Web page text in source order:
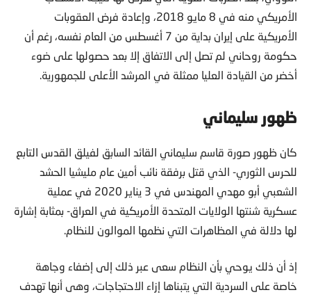
الأمريكي منه في 8 مايو 2018، وإعادة فرض العقوبات
الأمريكية على إيران بداية من 7 أغسطس من العام نفسه، رغم أن
حكومة روحاني لم تصل إلى الاتفاق إلا بعد حصولها على ضوء
أخضر من القيادة العليا ممثلة في المرشد الأعلى للجمهورية.
ظهور سليماني
كان ظهور صورة قاسم سليماني القائد السابق لفيلق القدس التابع
للحرس الثوري- الذي قتل برفقة نائب أمين عام مليشيا الحشد
الشعبي أبو مهدي المهندس في 3 يناير 2020 في عملية
عسكرية شنتها الولايات المتحدة الأمريكية في العراق- بمثابة إشارة
لها دلالة في المظاهرات التي نظمها الموالون للنظام.
إذ أن ذلك يوحي بأن النظام سعى عبر ذلك إلى إضفاء وجاهة
خاصة على السردية التي يتبناها إزاء الاحتجاجات، وهى أنها تهدف